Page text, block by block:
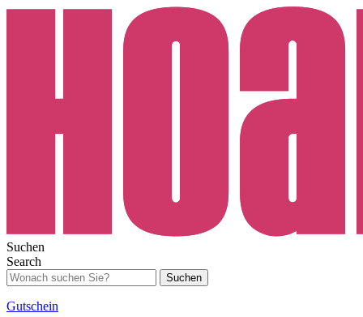
Suchen
Search
Suchen
Gutschein